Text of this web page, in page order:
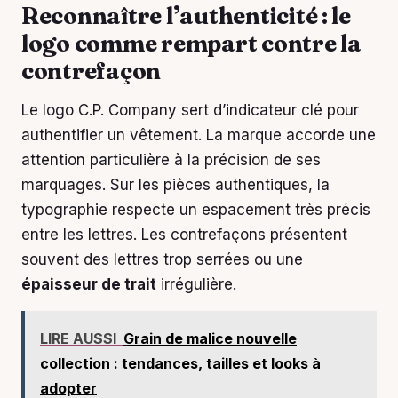
Reconnaître l’authenticité : le
logo comme rempart contre la
contrefaçon
Le logo C.P. Company sert d’indicateur clé pour
authentifier un vêtement. La marque accorde une
attention particulière à la précision de ses
marquages. Sur les pièces authentiques, la
typographie respecte un espacement très précis
entre les lettres. Les contrefaçons présentent
souvent des lettres trop serrées ou une
épaisseur de trait irrégulière.
LIRE AUSSI Grain de malice nouvelle
collection : tendances, tailles et looks à
adopter